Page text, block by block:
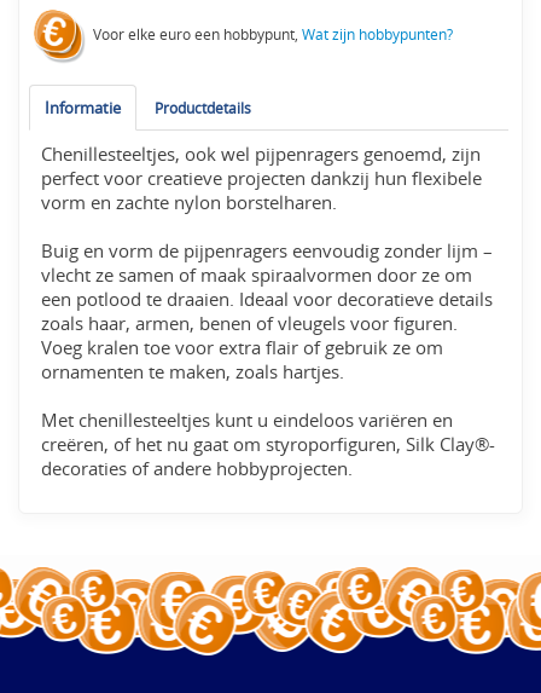
Voor elke euro een hobbypunt,Wat zijn hobbypunten?
Informatie Productdetails
Chenillesteeltjes, ook wel pijpenragers genoemd, zijn
perfect voor creatieve projecten dankzij hun flexibele
vorm en zachte nylon borstelharen.
Buig en vorm de pijpenragers eenvoudig zonder lijm –
vlecht ze samen of maak spiraalvormen door ze om
een potlood te draaien. Ideaal voor decoratieve details
zoals haar, armen, benen of vleugels voor figuren.
Voeg kralen toe voor extra flair of gebruik ze om
ornamenten te maken, zoals hartjes.
Met chenillesteeltjes kunt u eindeloos variëren en
creëren, of het nu gaat om styroporfiguren, Silk Clay®-
decoraties of andere hobbyprojecten.